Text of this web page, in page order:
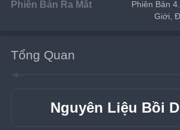
Phiên Bản Ra Mắt
Phiên Bản
Giới,
Tổng Quan
Nguyên Liệu Bồi